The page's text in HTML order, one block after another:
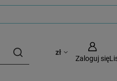
zł
Zaloguj się